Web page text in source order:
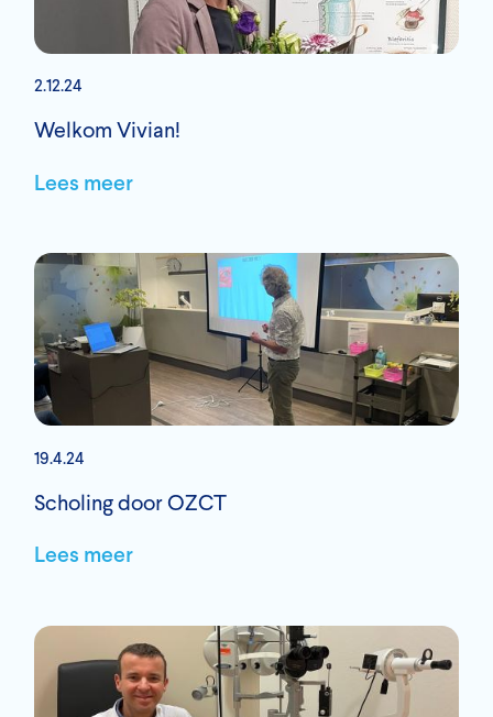
2.12.24
Welkom Vivian!
Lees meer
19.4.24
Scholing door OZCT
Lees meer